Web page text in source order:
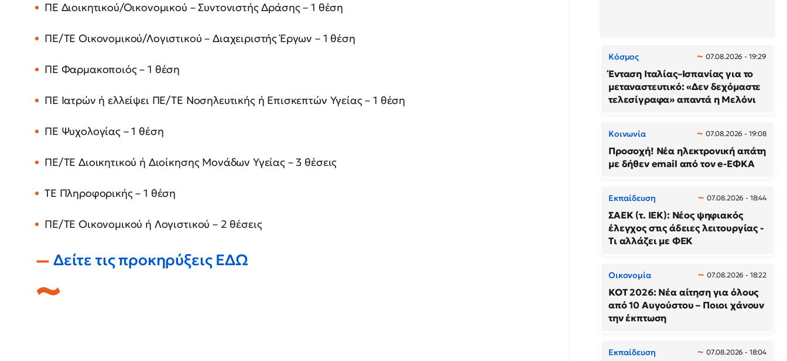
ΠΕ Διοικητικού/Οικονομικού – Συντονιστής Δράσης – 1 θέση
ΠΕ/ΤΕ Οικονομικού/Λογιστικού – Διαχειριστής Έργων – 1 θέση
ΠΕ Φαρμακοποιός – 1 θέση
ΠΕ Ιατρών ή ελλείψει ΠΕ/ΤΕ Νοσηλευτικής ή Επισκεπτών Υγείας – 1 θέση
ΠΕ Ψυχολογίας – 1 θέση
ΠΕ/ΤΕ Διοικητικού ή Διοίκησης Μονάδων Υγείας – 3 θέσεις
ΤΕ Πληροφορικής – 1 θέση
ΠΕ/ΤΕ Οικονομικού ή Λογιστικού – 2 θέσεις
Δείτε τις προκηρύξεις ΕΔΩ
Κόσμος 07.08.2026 - 19:29
Ένταση Ιταλίας–Ισπανίας για το
μεταναστευτικό: «Δεν δεχόμαστε
τελεσίγραφα» απαντά η Μελόνι
Κοινωνία 07.08.2026 - 19:08
Προσοχή! Νέα ηλεκτρονική απάτη
με δήθεν email από τον e-ΕΦΚΑ
Εκπαίδευση 07.08.2026 - 18:44
ΣΑΕΚ (τ. ΙΕΚ): Νέος ψηφιακός
έλεγχος στις άδειες λειτουργίας -
Τι αλλάζει με ΦΕΚ
Οικονομία 07.08.2026 - 18:22
ΚΟΤ 2026: Νέα αίτηση για όλους
από 10 Αυγούστου – Ποιοι χάνουν
την έκπτωση
Εκπαίδευση 07.08.2026 - 18:04